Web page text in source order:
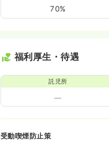
70%
福利厚生・待遇
託児所
受動喫煙防止策